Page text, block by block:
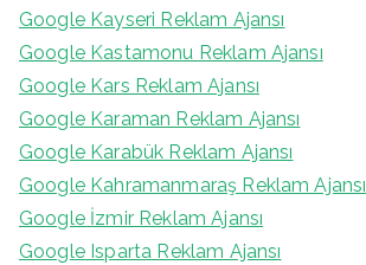
Google Kayseri Reklam Ajansı
Google Kastamonu Reklam Ajansı
Google Kars Reklam Ajansı
Google Karaman Reklam Ajansı
Google Karabük Reklam Ajansı
Google Kahramanmaraş Reklam Ajansı
Google İzmir Reklam Ajansı
Google Isparta Reklam Ajansı